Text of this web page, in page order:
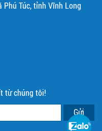
Phú Túc, tỉnh Vĩnh Long
từ chúng tôi!